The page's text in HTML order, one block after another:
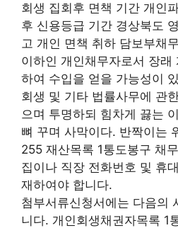
회생 집회후 면책 기간 개인
후 신용등급 기간 경상북도
고 개인 면책 취하 담보부채
이하인 개인채무자로서 장래
하여 수입을 얻을 가능성이
회생 및 기타 법률사무에 관
으며 투명하되 힘차게 끓는
뼈 꾸며 사막이다. 반짝이는
255 재산목록 1통도봉구 채
집이나 직장 전화번호 및 휴
재하여야 합니다.
첨부서류신청서에는 다음의
니다. 개인회생채권자목록 1